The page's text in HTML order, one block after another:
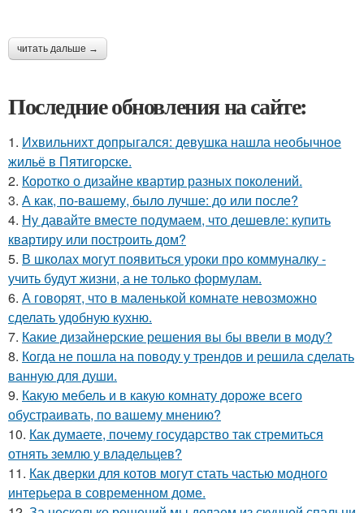
читать дальше →
Последние обновления на сайте:
1. Ихвильнихт допрыгался: девушка нашла необычное
жильё в Пятигорске.
2. Коротко о дизайне квартир разных поколений.
3. А как, по-вашему, было лучше: до или после?
4. Ну давайте вместе подумаем, что дешевле: купить
квартиру или построить дом?
5. В школах могут появиться уроки про коммуналку -
учить будут жизни, а не только формулам.
6. А говорят, что в маленькой комнате невозможно
сделать удобную кухню.
7. Какие дизайнерские решения вы бы ввели в моду?
8. Когда не пошла на поводу у трендов и решила сделать
ванную для души.
9. Какую мебель и в какую комнату дороже всего
обустраивать, по вашему мнению?
10. Как думаете, почему государство так стремиться
отнять землю у владельцев?
11. Как дверки для котов могут стать частью модного
интерьера в современном доме.